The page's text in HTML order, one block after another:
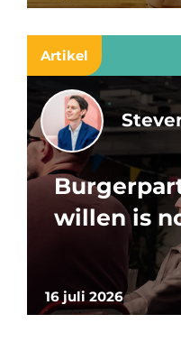
Artikel
16 juli 2026
willen is